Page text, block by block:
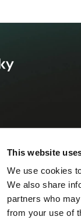
This website
We use cookies
We also share
partners who
from your use of